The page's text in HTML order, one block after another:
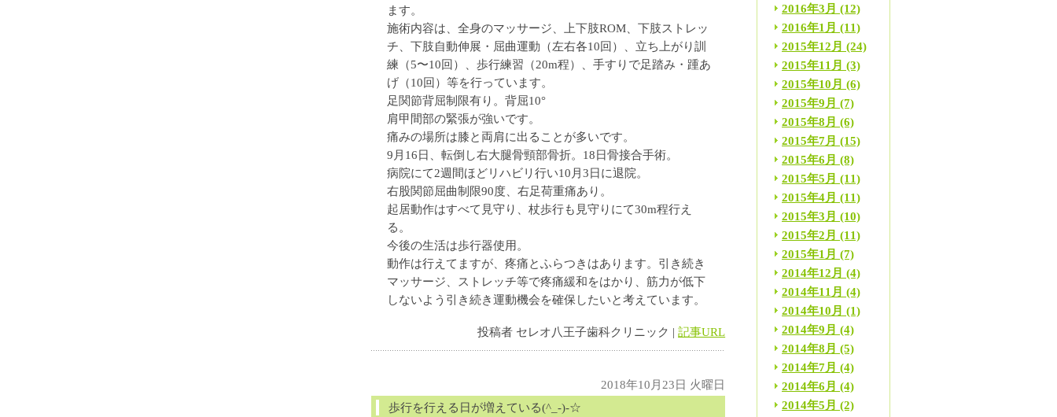
ます。
施術内容は、全身のマッサージ、上下肢ROM、下肢ストレッ
チ、下肢自動伸展・屈曲運動（左右各10回）、立ち上がり訓
練（5〜10回）、歩行練習（20m程）、手すりで足踏み・踵あ
げ（10回）等を行っています。
足関節背屈制限有り。背屈10°
肩甲間部の緊張が強いです。
痛みの場所は膝と両肩に出ることが多いです。
9月16日、転倒し右大腿骨頸部骨折。18日骨接合手術。
病院にて2週間ほどリハビリ行い10月3日に退院。
右股関節屈曲制限90度、右足荷重痛あり。
起居動作はすべて見守り、杖歩行も見守りにて30m程行え
る。
今後の生活は歩行器使用。
動作は行えてますが、疼痛とふらつきはあります。引き続き
マッサージ、ストレッチ等で疼痛緩和をはかり、筋力が低下
しないよう引き続き運動機会を確保したいと考えています。
投稿者 セレオ八王子歯科クリニック |記事URL
2018年10月23日 火曜日
歩行を行える日が増えている(^_-)-☆
2016年3月 (12)
2016年1月 (11)
2015年12月 (24)
2015年11月 (3)
2015年10月 (6)
2015年9月 (7)
2015年8月 (6)
2015年7月 (15)
2015年6月 (8)
2015年5月 (11)
2015年4月 (11)
2015年3月 (10)
2015年2月 (11)
2015年1月 (7)
2014年12月 (4)
2014年11月 (4)
2014年10月 (1)
2014年9月 (4)
2014年8月 (5)
2014年7月 (4)
2014年6月 (4)
2014年5月 (2)